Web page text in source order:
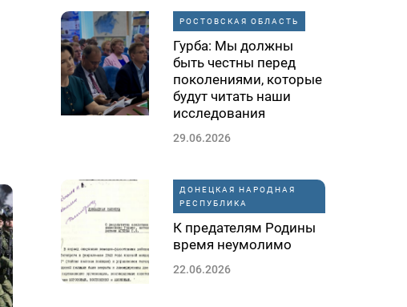
РОСТОВСКАЯ ОБЛАСТЬ
Гурба: Мы должны
быть честны перед
поколениями, которые
будут читать наши
исследования
29.06.2026
ДОНЕЦКАЯ НАРОДНАЯ
РЕСПУБЛИКА
К предателям Родины
время неумолимо
22.06.2026